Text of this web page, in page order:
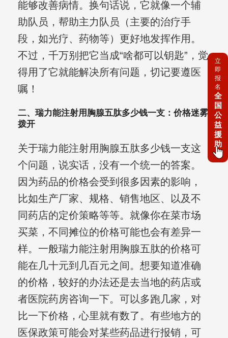
能够改善病情。换句话说，它就像一个辅
助队员，帮助主力队员（主要的治疗手
段，如光疗、药物等）更好地发挥作用。
不过，千万别把它当成“啥都可以钥匙”，觉
得用了它就能解决所有问题，切记要遵医
嘱！
二、瑞力能注射用胸腺五肽多少钱一支：价格迷雾
拨开
关于瑞力能注射用胸腺五肽多少钱一支这
个问题，说实话，没有一个统一的答案。
因为药品的价格会受到很多因素的影响，
比如生产厂家、规格、销售地区、以及不
同药店的定价策略等等。就像你在菜市场
买菜，不同摊位的价格可能也会有差异一
样。一般瑞力能注射用胸腺五肽的价格可
能在几十元到几百元之间。想要知道准确
的价格，较好的办法还是去当地的药店或
者医院药房咨询一下。可以多跑几家，对
比一下价格，心里就有数了。有些地方的
医保政策可能会对某些药品进行报销，可
立
即
报
名
全
国
公
益
援
助